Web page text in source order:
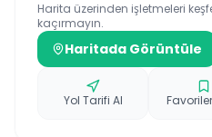
Harita üzerinden işletmeleri
kaçırmayın.
Haritada Görüntüle
Yol Tarifi Al